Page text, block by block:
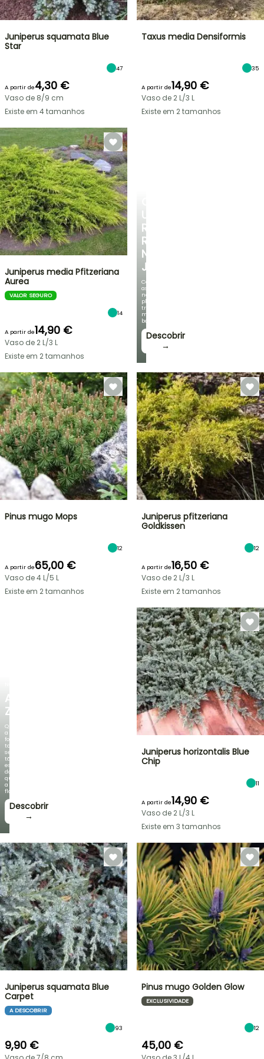
UM
RECANTO
REFRESCANTE
NO
JARDIM
Com
as
nossas
plantas
trepadeiras
mais
bonitas!
Descobrir
→
AGAPANTHUS
ZAMBEZI
Quando
a
folhagem
torna-
se
tão
espetacular
do
que
a
floração!
Descobrir
→
Juniperus squamata Blue
Star
47
A partir de4,30 €
Vaso de 8/9 cm
Existe em 4 tamanhos
Taxus media Densiformis
35
A partir de14,90 €
Vaso de 2 L/3 L
Existe em 2 tamanhos
Juniperus media Pfitzeriana
Aurea
VALOR SEGURO
14
A partir de14,90 €
Vaso de 2 L/3 L
Existe em 2 tamanhos
Pinus mugo Mops
12
A partir de65,00 €
Vaso de 4 L/5 L
Existe em 2 tamanhos
Juniperus pfitzeriana
Goldkissen
12
A partir de16,50 €
Vaso de 2 L/3 L
Existe em 2 tamanhos
Juniperus horizontalis Blue
Chip
11
A partir de14,90 €
Vaso de 2 L/3 L
Existe em 3 tamanhos
Juniperus squamata Blue
Carpet
A DESCOBRIR
93
9,90 €
Pinus mugo Golden Glow
EXCLUSIVIDADE
12
45,00 €